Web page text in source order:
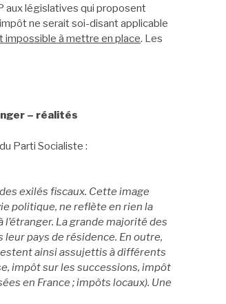
aux législatives qui proposent
ne serait soi-disant applicable
impossible à mettre en place. Les
– réalités
Parti Socialiste :
exilés fiscaux. Cette image
politique, ne reflète en rien la
La grande majorité des
leur pays de résidence. En outre,
ainsi assujettis à différents
impôt sur les successions, impôt
en France ; impôts locaux). Une